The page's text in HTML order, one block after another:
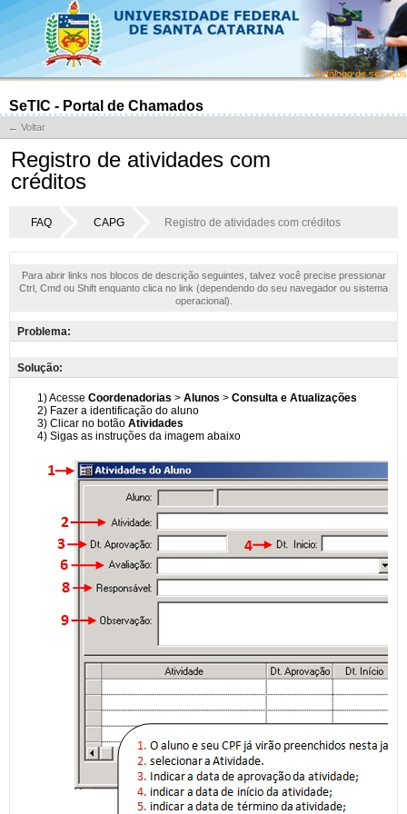
Catálogo de serviços
SeTIC - Portal de Chamados
← Voltar
Registro de atividades com
créditos
FAQ CAPG Registro de atividades com créditos
Para abrir links nos blocos de descrição seguintes, talvez você precise pressionar
Ctrl, Cmd ou Shift enquanto clica no link (dependendo do seu navegador ou sistema
operacional).
Problema:
Solução: